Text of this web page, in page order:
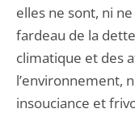
elles ne sont, ni
fardeau de la
climatique et des
l’environnement,
insouciance et